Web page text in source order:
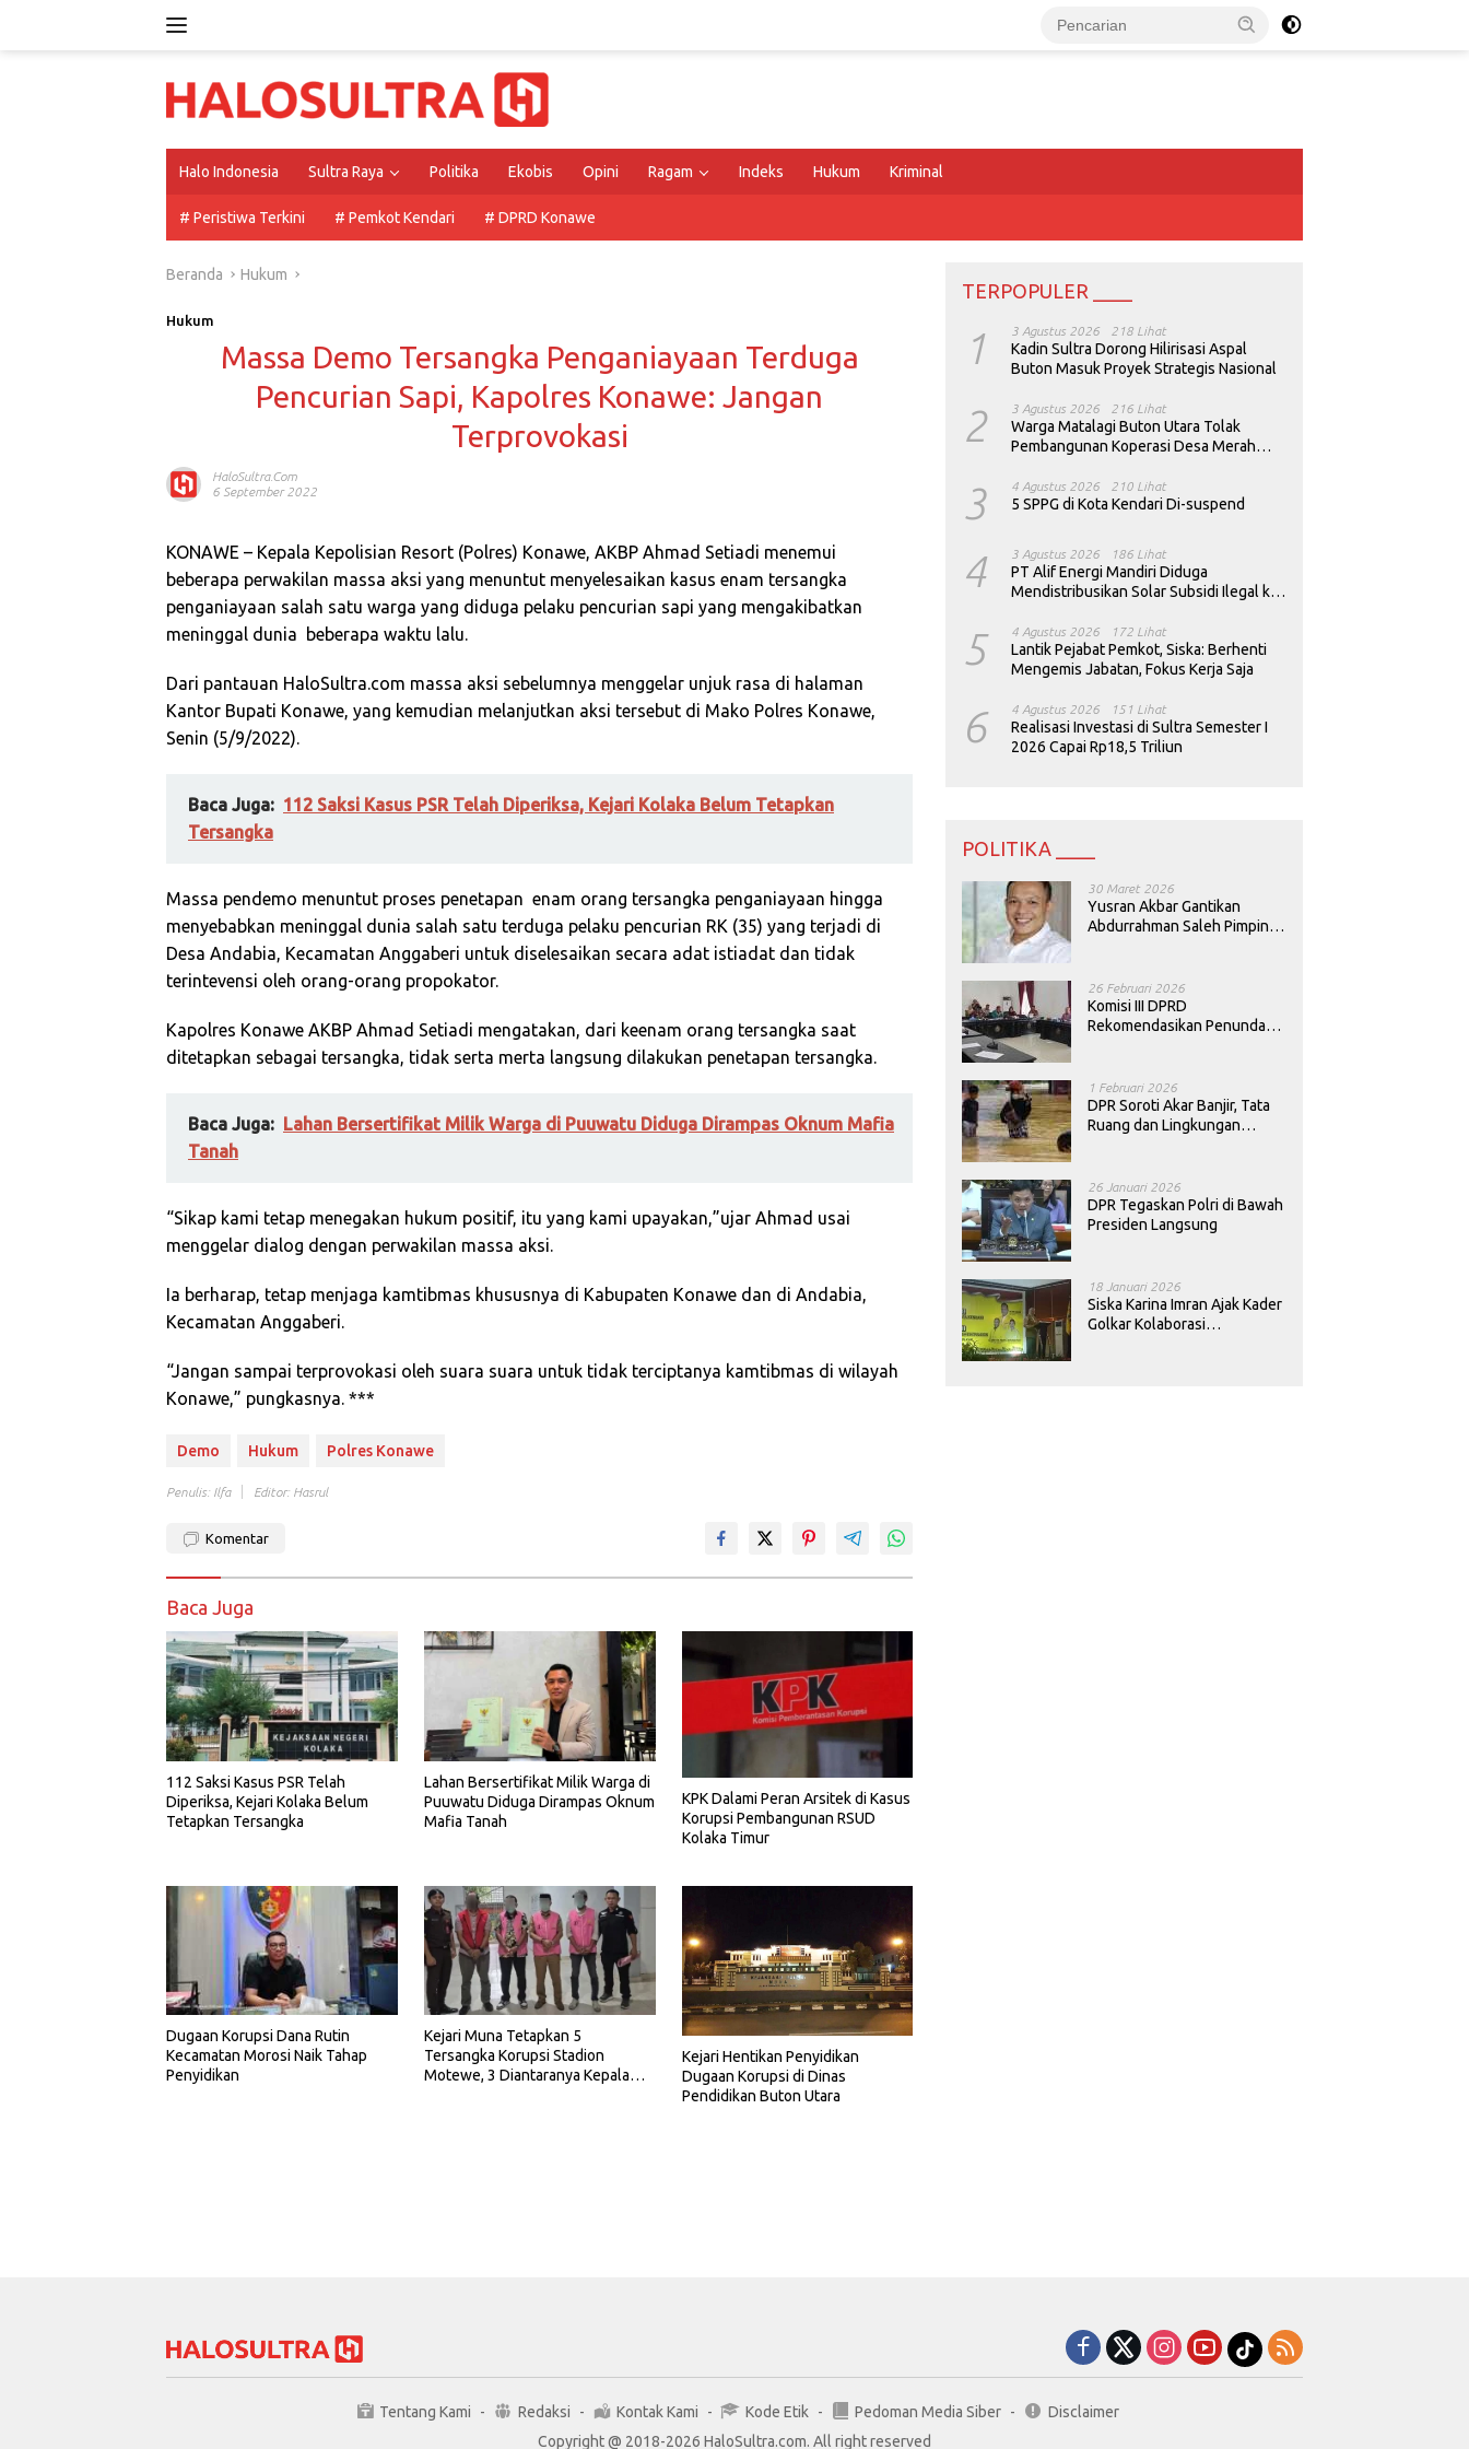
Halo Indonesia Sultra Raya Politika Ekobis Opini Ragam Indeks Hukum Kriminal
# Peristiwa Terkini # Pemkot Kendari # DPRD Konawe
Beranda Hukum
Hukum
Massa Demo Tersangka Penganiayaan Terduga
Pencurian Sapi, Kapolres Konawe: Jangan
Terprovokasi
HaloSultra.com
6 September 2022
KONAWE – Kepala Kepolisian Resort (Polres) Konawe, AKBP Ahmad Setiadi menemui
beberapa perwakilan massa aksi yang menuntut menyelesaikan kasus enam tersangka
penganiayaan salah satu warga yang diduga pelaku pencurian sapi yang mengakibatkan
meninggal dunia
beberapa waktu lalu.
Dari pantauan HaloSultra.com massa aksi sebelumnya menggelar unjuk rasa di halaman
Kantor Bupati Konawe, yang kemudian melanjutkan aksi tersebut di Mako Polres Konawe,
Senin (5/9/2022).
Baca Juga: 112 Saksi Kasus PSR Telah Diperiksa, Kejari Kolaka Belum Tetapkan
Tersangka
Massa pendemo menuntut proses penetapan enam orang tersangka penganiayaan hingga
menyebabkan meninggal dunia salah satu terduga pelaku pencurian RK (35) yang terjadi di
Desa Andabia, Kecamatan Anggaberi untuk diselesaikan secara adat istiadat dan tidak
terintevensi oleh orang-orang propokator.
Kapolres Konawe AKBP Ahmad Setiadi mengatakan, dari keenam orang tersangka saat
ditetapkan sebagai tersangka, tidak serta merta langsung dilakukan penetapan tersangka.
Baca Juga: Lahan Bersertifikat Milik Warga di Puuwatu Diduga Dirampas Oknum Mafia
Tanah
“Sikap kami tetap menegakan hukum positif, itu yang kami upayakan,”ujar Ahmad usai
menggelar dialog dengan perwakilan massa aksi.
Ia berharap, tetap menjaga kamtibmas khususnya di Kabupaten Konawe dan di Andabia,
Kecamatan Anggaberi.
“Jangan sampai terprovokasi oleh suara suara untuk tidak terciptanya kamtibmas di wilayah
Konawe,” pungkasnya. ***
Demo Hukum Polres Konawe
Penulis: Ilfa Editor: Hasrul
Komentar
Baca Juga
112 Saksi Kasus PSR Telah
Diperiksa, Kejari Kolaka Belum
Tetapkan Tersangka
Lahan Bersertifikat Milik Warga di
Puuwatu Diduga Dirampas Oknum
Mafia Tanah
KPK Dalami Peran Arsitek di Kasus
Korupsi Pembangunan RSUD
Kolaka Timur
Dugaan Korupsi Dana Rutin
Kecamatan Morosi Naik Tahap
Penyidikan
Kejari Muna Tetapkan 5
Tersangka Korupsi Stadion
Motewe, 3 Diantaranya Kepala
Kejari Hentikan Penyidikan
Dugaan Korupsi di Dinas
Pendidikan Buton Utara
TERPOPULER ____
1 3 Agustus 2026 218 Lihat
Kadin Sultra Dorong Hilirisasi Aspal
Buton Masuk Proyek Strategis Nasional
2 3 Agustus 2026 216 Lihat
Warga Matalagi Buton Utara Tolak
Pembangunan Koperasi Desa Merah
3 4 Agustus 2026 210 Lihat
5 SPPG di Kota Kendari Di-suspend
4 3 Agustus 2026 186 Lihat
PT Alif Energi Mandiri Diduga
Mendistribusikan Solar Subsidi Ilegal ke
5 4 Agustus 2026 172 Lihat
Lantik Pejabat Pemkot, Siska: Berhenti
Mengemis Jabatan, Fokus Kerja Saja
6 4 Agustus 2026 151 Lihat
Realisasi Investasi di Sultra Semester I
2026 Capai Rp18,5 Triliun
POLITIKA ____
30 Maret 2026
Yusran Akbar Gantikan
Abdurrahman Saleh Pimpin
26 Februari 2026
Komisi III DPRD
Rekomendasikan Penundaan
1 Februari 2026
DPR Soroti Akar Banjir, Tata
Ruang dan Lingkungan
26 Januari 2026
DPR Tegaskan Polri di Bawah
Presiden Langsung
18 Januari 2026
Siska Karina Imran Ajak Kader
Golkar Kolaborasi
Tentang Kami Redaksi Kontak Kami Kode Etik Pedoman Media Siber
Disclaimer
Copyright @ 2018-2026 HaloSultra.com. All right reserved